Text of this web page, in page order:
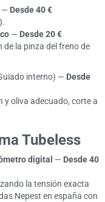
— Desde40 €
— Desde20 €
la pinza del freno de
interno) — Desde
y oliva adecuado, corte a
Tubeless
digital — Desde40
la tensión exacta
Nepest en españa con